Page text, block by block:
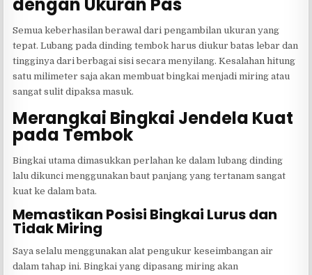
Semua keberhasilan berawal dari pengambilan ukuran yang
tepat. Lubang pada dinding tembok harus diukur batas lebar dan
tingginya dari berbagai sisi secara menyilang. Kesalahan hitung
satu milimeter saja akan membuat bingkai menjadi miring atau
sangat sulit dipaksa masuk.
Merangkai Bingkai Jendela Kuat
pada Tembok
Bingkai utama dimasukkan perlahan ke dalam lubang dinding
lalu dikunci menggunakan baut panjang yang tertanam sangat
kuat ke dalam bata.
Memastikan Posisi Bingkai Lurus dan
Tidak Miring
Saya selalu menggunakan alat pengukur keseimbangan air
dalam tahap ini. Bingkai yang dipasang miring akan